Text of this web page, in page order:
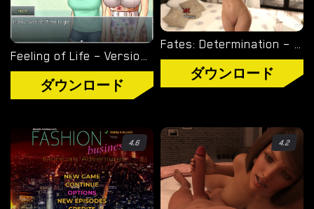
デバイス
PC ポルノ ゲーム
モバイル ポルノ ゲーム
ポルノゲーム APK
ブログ
Feeling of Life – Version 0.12.1 [DirtyPlaster]
ダウンロード
Fates: Determination – New Final Episode 6 (Full Game) [eXtasy Games]
ダウンロード
4.6 4.2